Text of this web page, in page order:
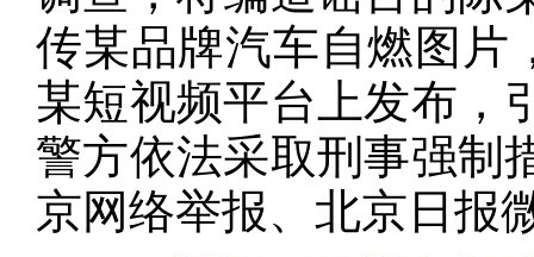
传某品牌汽车自燃图片
某短视频平台上发布，
警方依法采取刑事强制
京网络举报、北京日报